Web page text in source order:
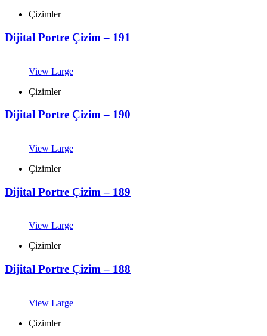
Çizimler
Dijital Portre Çizim – 191
View Large
Çizimler
Dijital Portre Çizim – 190
View Large
Çizimler
Dijital Portre Çizim – 189
View Large
Çizimler
Dijital Portre Çizim – 188
View Large
Çizimler